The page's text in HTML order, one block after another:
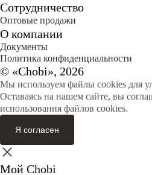
Сотрудничество
Оптовые продажи
О компании
Документы
Политика конфиденциальности
© «Chobi», 2026
Мы используем файлы cookies для
Оставаясь на нашем сайте, вы
использования файлов cookies.
Я согласен
Мой Chobi